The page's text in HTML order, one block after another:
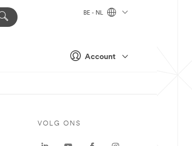
Account
BE - NL
VOLG ONS